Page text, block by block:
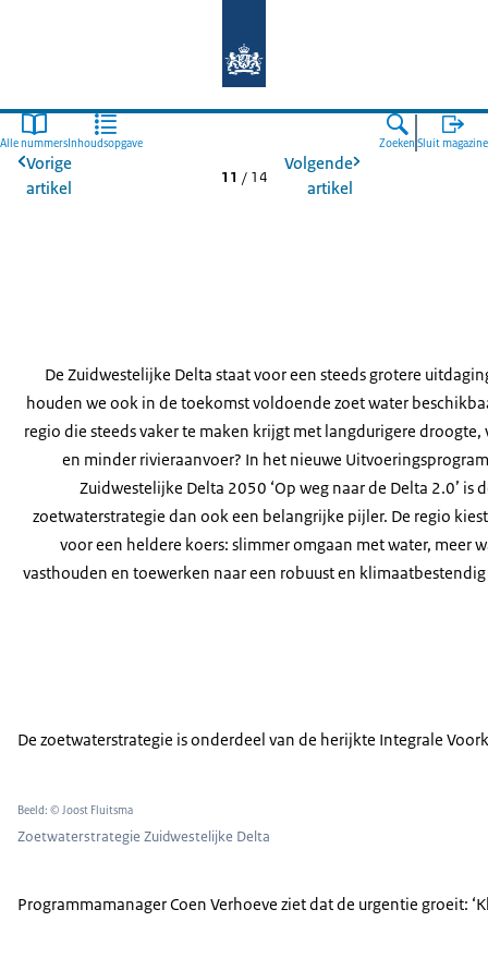
Alle nummers Inhoudsopgave Zoeken Sluit magazine
Vorige
artikel
11 / 14
Volgende
artikel
De Zuidwestelijke Delta staat voor een steeds grotere
houden we ook in de toekomst voldoende zoet water
regio die steeds vaker te maken krijgt met langdurigere droogte,
en minder rivieraanvoer? In het nieuwe
Zuidwestelijke Delta 2050 ‘Op weg naar de Delta 2.0’ is
zoetwaterstrategie dan ook een belangrijke pijler. De regio
voor een heldere koers: slimmer omgaan met water, meer
vasthouden en toewerken naar een robuust en klimaatbestendig
De zoetwaterstrategie is onderdeel van de herijkte Integrale
Beeld: © Joost Fluitsma
Zoetwaterstrategie Zuidwestelijke Delta
Programmamanager Coen Verhoeve ziet dat de urgentie groeit: